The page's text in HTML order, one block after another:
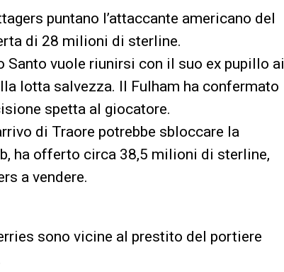
puntano l’attaccante americano del
di 28 milioni di sterline.
Santo vuole riunirsi con il suo ex pupillo ai
lotta salvezza. Il Fulham ha confermato
spetta al giocatore.
di Traore potrebbe sbloccare la
ha offerto circa 38,5 milioni di sterline,
a vendere.
sono vicine al prestito del portiere